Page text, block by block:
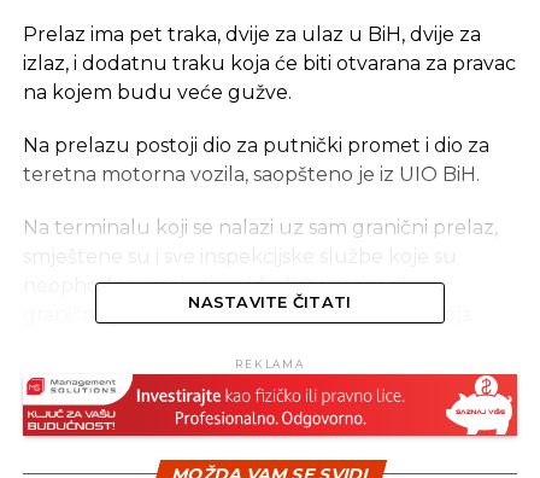
Prelaz ima pet traka, dvije za ulaz u BiH, dvije za
izlaz, i dodatnu traku koja će biti otvarana za pravac
na kojem budu veće gužve.
Na prelazu postoji dio za putnički promet i dio za
teretna motorna vozila, saopšteno je iz UIO BiH.
Na terminalu koji se nalazi uz sam granični prelaz,
smještene su i sve inspekcijske službe koje su
neophodne, imajući u vidu kategorizaciju
graničnog prelaza i dozvoljenu vrstu robe koja
Izgradnja novog graničnog prelaza Gorica počeli su
u decembru prošle godine, a prelaz je u
potpunosti završen u roku od šest mjeseci.
NASTAVITE ČITATI
REKLAMA